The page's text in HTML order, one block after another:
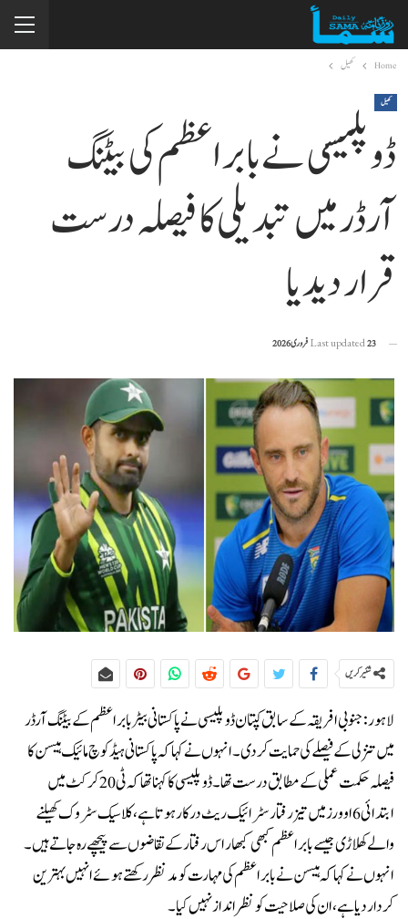
Home کھیل
کھیل
ڈوپلیسی نے بابراعظم کی بیٹنگ
آرڈر میں تبدیلی کا فیصلہ درست
قرار دیدیا
Last updated23 فروری 2026
شئیر کریں
لاہور: جنوبی افریقہ کے سابق کپتان ڈوپلیسی نے پاکستانی بیٹر بابراعظم کے بیٹنگ آرڈر
میں تنزلی کے فیصلے کی حمایت کر دی۔انہوں نے کہا کہ پاکستانی ہیڈ کوچ مائیک ہیسن کا
فیصلہ حکمت عملی کے مطابق درست تھا۔ڈوپلیسی کا کہنا تھا کہ ٹی 20 کرکٹ میں
ابتدائی 6 اوورز میں تیز رفتار سٹرائیک ریٹ درکار ہوتا ہے، کلاسیک سٹروک کھیلنے
والے کھلاڑی جیسے بابراعظم کبھی کبھار اس رفتار کے تقاضوں سے پیچھے رہ جاتے ہیں۔
انہوں نے کہا کہ ہیسن نے بابراعظم کی مہارت کو مدنظر رکھتے ہوئے انہیں بہترین
کردار دیا ہے، ان کی صلاحیت کو نظرانداز نہیں کیا۔